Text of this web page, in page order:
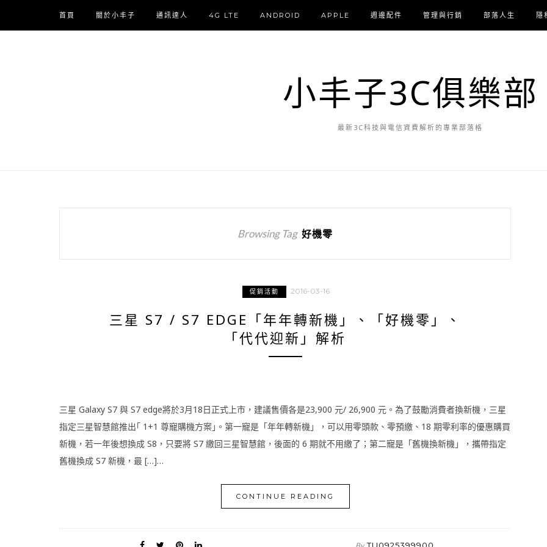
首頁 關於小丰子 通訊達人 4G LTE ANDROID APPLE 週邊配件 管理與行銷 部落人生 隱
小丰子3C俱樂部
最新3C科技與電信資費解析的專業部落格
Browsing Tag 好機零
促銷活動 2016-03-16
三星 S7 / S7 EDGE「年年轉新機」、「好機零」、
「代代迎新」解析
三星 Galaxy S7 與 S7 edge將於3月18日正式上市，建議售價各是23,900 元/ 26,900 元。為了鼓勵消費者換新機，三星
指定三星智慧館推出｢ 1+1 尊寵購機方案｣。第一寵是「年年轉新機」，可以用零頭款、零預繳、18 期零利率的優惠購買
新機，若一年後想換成 S8，只要將 S7 繳回三星智慧館，後面的 6 期就不用繳了；第二寵是「舊機換新機」，攜帶指定
舊機換成 S7 新機，最 […]…
CONTINUE READING